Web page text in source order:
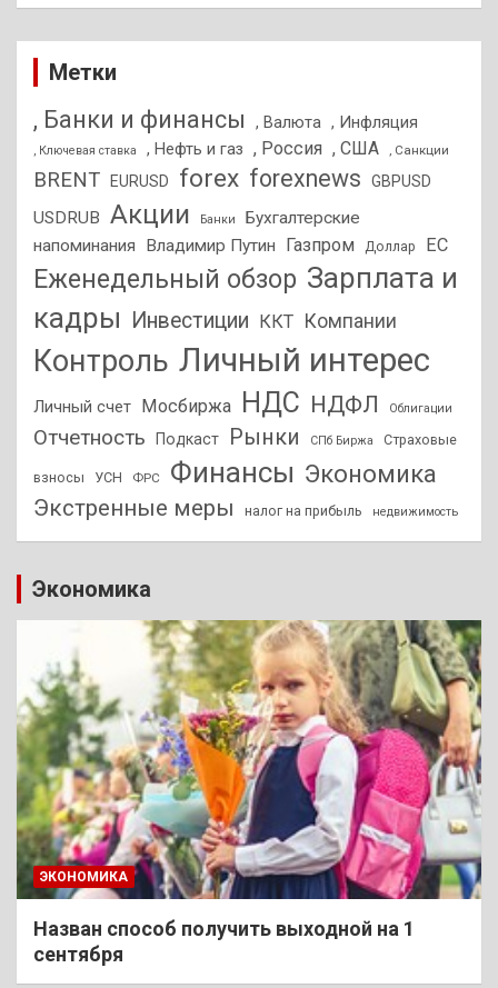
Метки
, Банки и финансы , Валюта , Инфляция
, Ключевая ставка , Нефть и газ , Россия , США , Санкции
BRENT EURUSD forex forexnews GBPUSD
USDRUB Акции Банки
Бухгалтерские
напоминания
Владимир Путин Газпром Доллар ЕС
Еженедельный обзор Зарплата и
кадры
Инвестиции ККТ Компании
Контроль Личный интерес
Личный счет Мосбиржа НДС НДФЛ Облигации
Отчетность Подкаст Рынки СПб Биржа Страховые
взносы УСН ФРС Финансы Экономика
Экстренные меры налог на прибыль недвижимость
Экономика
ЭКОНОМИКА
Назван способ получить выходной на 1
сентября